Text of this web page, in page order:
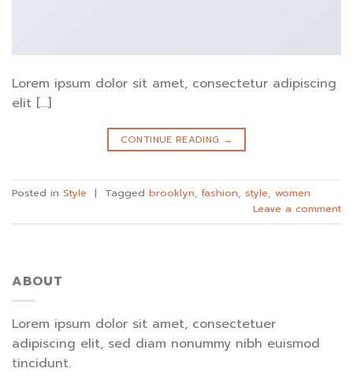
Lorem ipsum dolor sit amet, consectetur adipiscing
elit […]
CONTINUE READING →
Posted in Style | Tagged brooklyn,fashion, style, women
Leave a comment
ABOUT
Lorem ipsum dolor sit amet, consectetuer
adipiscing elit, sed diam nonummy nibh euismod
tincidunt.